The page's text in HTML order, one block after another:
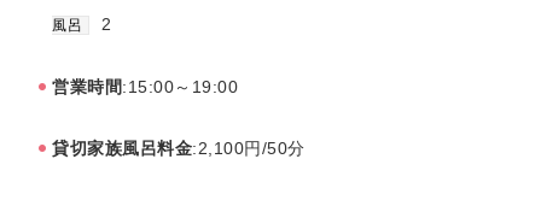
風呂 2
営業時間:15:00～19:00
貸切家族風呂料金:2,100円/50分